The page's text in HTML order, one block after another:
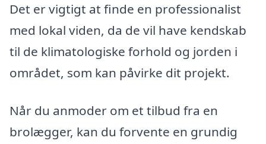
Det er vigtigt at finde en professionalist
med lokal viden, da de vil have kendskab
til de klimatologiske forhold og jorden i
området, som kan påvirke dit projekt.
Når du anmoder om et tilbud fra en
brolægger, kan du forvente en grundig